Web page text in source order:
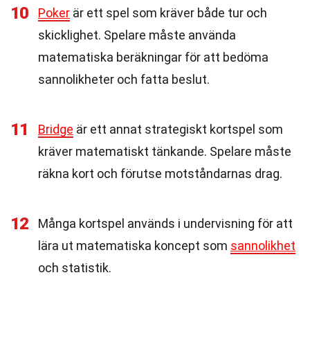
10 Poker är ett spel som kräver både tur och
skicklighet. Spelare måste använda
matematiska beräkningar för att bedöma
sannolikheter och fatta beslut.
11 Bridge är ett annat strategiskt kortspel som
kräver matematiskt tänkande. Spelare måste
räkna kort och förutse motståndarnas drag.
12
Många kortspel används i undervisning för att
lära ut matematiska koncept som sannolikhet
och statistik.